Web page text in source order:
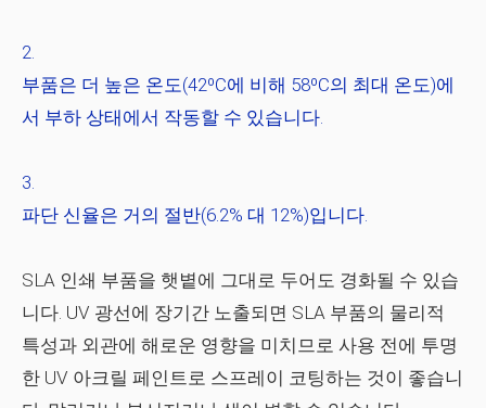
부품은 더 높은 온도(42ºC에 비해 58ºC의 최대 온도)에
서 부하 상태에서 작동할 수 있습니다.
파단 신율은 거의 절반(6.2% 대 12%)입니다.
SLA 인쇄 부품을 햇볕에 그대로 두어도 경화될 수 있습
니다. UV 광선에 장기간 노출되면 SLA 부품의 물리적
특성과 외관에 해로운 영향을 미치므로 사용 전에 투명
한 UV 아크릴 페인트로 스프레이 코팅하는 것이 좋습니